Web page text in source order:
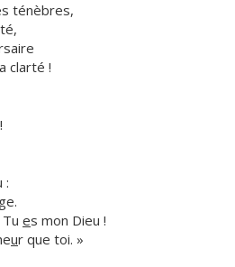
ténèbres,
clarté !
:
es mon Dieu !
ur que toi. »